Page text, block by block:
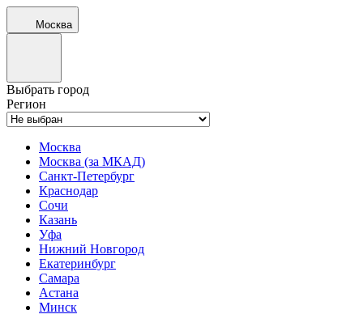
Москва
Выбрать город
Регион
Москва
Москва (за МКАД)
Санкт-Петербург
Краснодар
Сочи
Казань
Уфа
Нижний Новгород
Екатеринбург
Самара
Астана
Минск